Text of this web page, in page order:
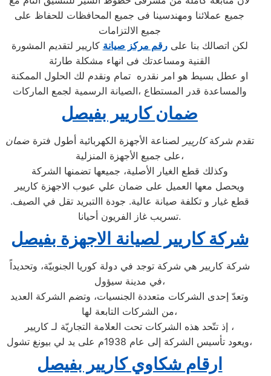
جميع عملائنا ومهندسينا فى جميع المحافظات للحفاظ على
جميع الالتزامات
لكن اتصالك بنا علىرقم مركز صيانة كاريير لتقديم المشورة
القنية ومساعدتك فى انهاء مشكلة طارئة
او عطل بسيط هو امر نقدره تمام ونقدم لك الحلول الممكنة
والمساعدة قدر المستطاع ،الصيانة الرسمية لجمع الماركات
ضمان كاريير بفيصل
تقدم شركةكاريير لصناعة الأجهزة الكهربائية أطول فترةضمان
على جميع الأجهزة المنزلية،
وكذلك قطع الغيار الأصلية، جميعها تضمنها الشركة
ويحصل معها العميل على ضمان علي عيوب الاجهزة كاريير
قطع غيار و تكلفة صيانة عالية. جودة االتبريد تقل في الصيف.
تسريب غاز الفريون أحيانا.
شركة كاريير لصيانة الاجهزة بفيصل
شركة كاريير هي شركة توجد في دولة كوريا الجنوبيّة، وتحديداً
في مدينة سيؤول،
وتعدّ إحدى الشركات متعددة الجنسيات، وتضم الشركة العديد
من الشركات التابعة لها،
إذ تتّحد هذه الشركات تحت العلامة التجاريّة لـ كاريير ،
ويعود تأسيس الشركة إلى عام 1938م على يد لي بيونغ تشول،
ارقام شكاوي كاريير بفيصل